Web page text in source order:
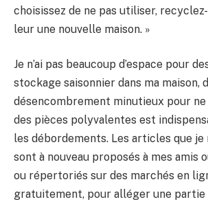
choisissez de ne pas utiliser,
leur une nouvelle maison. »
Je n’ai pas beaucoup d’espace pour
stockage saisonnier dans ma maison,
désencombrement minutieux pour
des pièces polyvalentes est
les débordements. Les articles que je
sont à nouveau proposés à mes amis
ou répertoriés sur des marchés en
gratuitement, pour alléger une partie